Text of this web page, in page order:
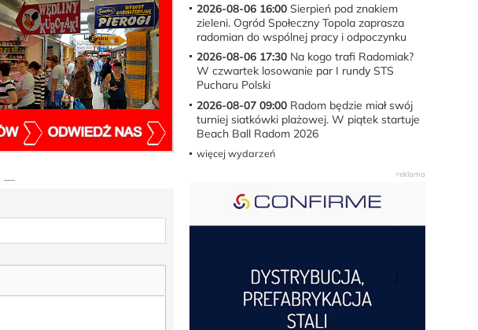
2026-08-06 16:00Sierpień pod znakiem
zieleni. Ogród Społeczny Topola zaprasza
radomian do wspólnej pracy i odpoczynku
2026-08-06 17:30Na kogo trafi Radomiak?
W czwartek losowanie par I rundy STS
Pucharu Polski
2026-08-07 09:00Radom będzie miał swój
turniej siatkówki plażowej. W piątek startuje
Beach Ball Radom 2026
więcej wydarzeń